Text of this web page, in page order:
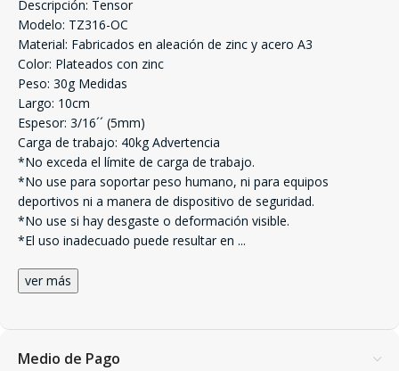
Descripción: Tensor
Modelo: TZ316-OC
Material: Fabricados en aleación de zinc y acero A3
Color: Plateados con zinc
Peso: 30g Medidas
Largo: 10cm
Espesor: 3/16´´ (5mm)
Carga de trabajo: 40kg Advertencia
*No exceda el límite de carga de trabajo.
*No use para soportar peso humano, ni para equipos
deportivos ni a manera de dispositivo de seguridad.
*No use si hay desgaste o deformación visible.
*El uso inadecuado puede resultar en ...
ver más
Medio de Pago